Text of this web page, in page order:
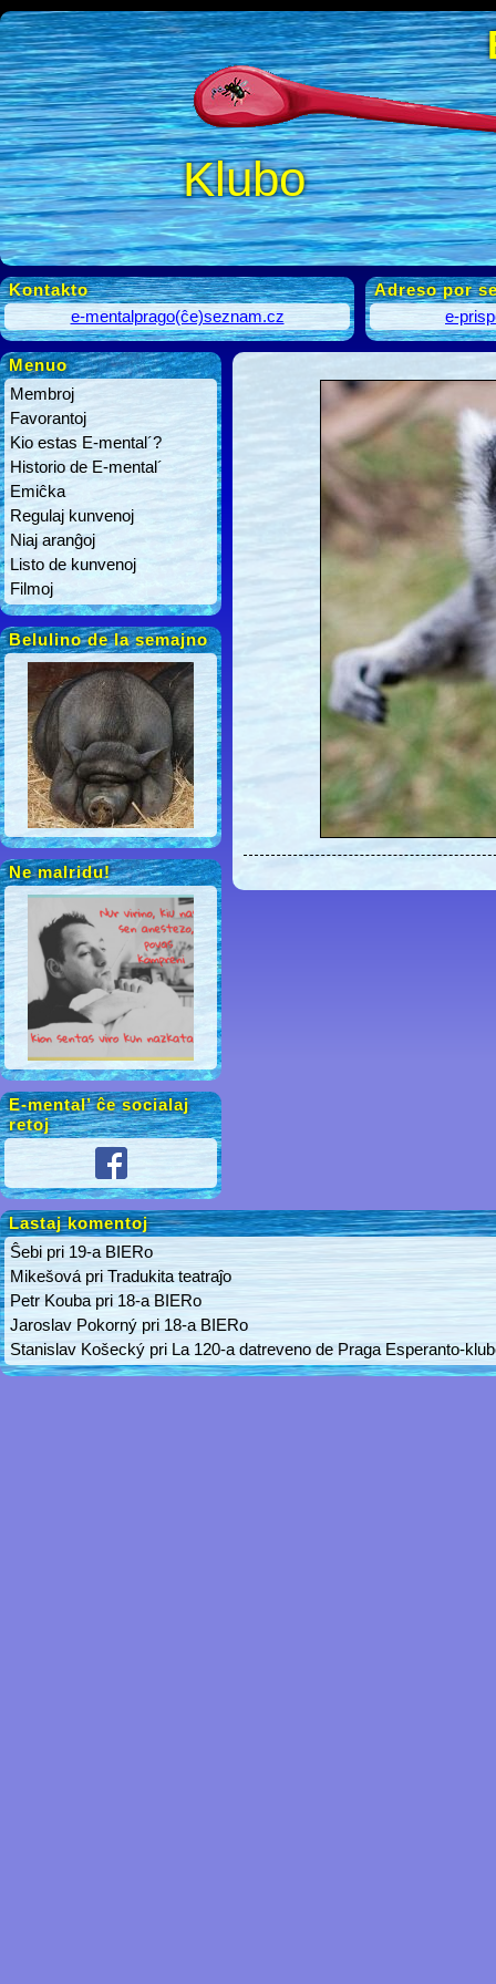
Klubo
Kontakto
e-mentalprago(ĉe)seznam.cz
Adreso por
e-
Menuo
Membroj
Favorantoj
Kio estas E-mental´?
Historio de E-mental´
Emiĉka
Regulaj kunvenoj
Niaj aranĝoj
Listo de kunvenoj
Filmoj
Belulino de la semajno
Ne malridu!
E-mental’ ĉe socialaj
retoj
Lastaj komentoj
Ŝebi pri 19-a BIERo
Mikešová pri Tradukita teatraĵo
Petr Kouba pri 18-a BIERo
Jaroslav Pokorný pri 18-a BIERo
Stanislav Košecký pri La 120-a datreveno de Praga Esperanto-